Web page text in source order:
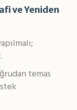
ve Yeniden
temas